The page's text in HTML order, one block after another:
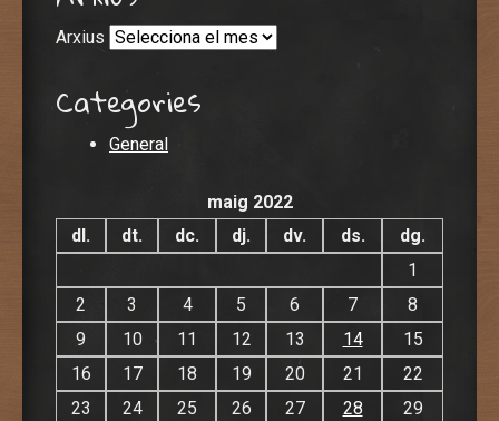
Arxius
Categories
General
maig 2022
dl.
dt. dc. dj. dv. ds. dg.
1
2
3 4 5 6 7
8
9
10 11 12 13 14
15
16
17 18 19 20 21
22
23
24 25 26 27 28
29